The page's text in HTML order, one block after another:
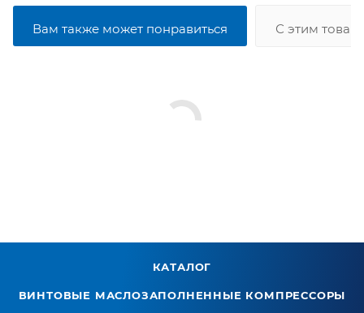
Вам также может понравиться С этим
КАТАЛОГ
ВИНТОВЫЕ МАСЛОЗАПОЛНЕННЫЕ КОМПРЕССОРЫ